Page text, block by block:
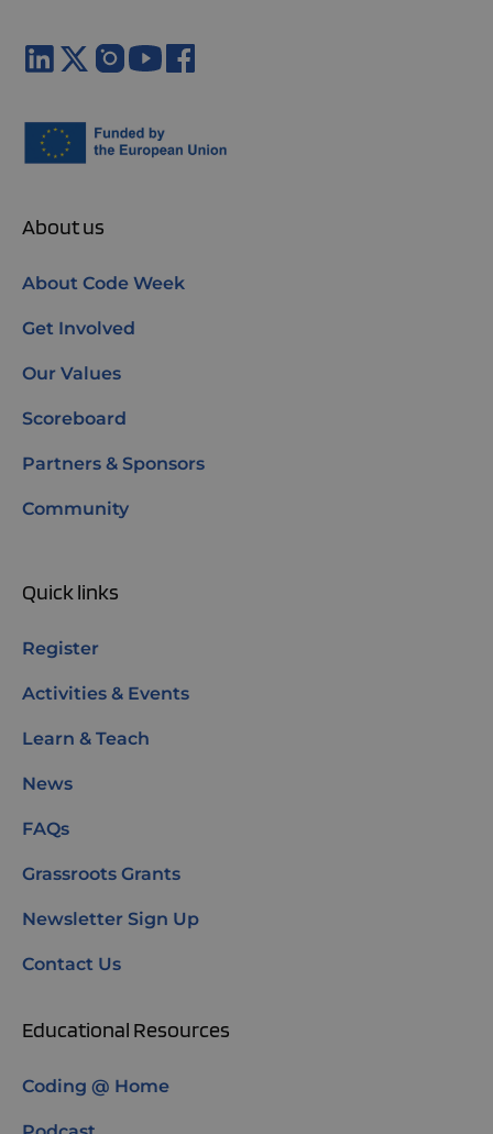
About us
About Code Week
Get Involved
Our Values
Scoreboard
Partners & Sponsors
Community
Quick links
Register
Activities & Events
Learn & Teach
News
FAQs
Grassroots Grants
Newsletter Sign Up
Contact Us
Educational Resources
Coding @ Home